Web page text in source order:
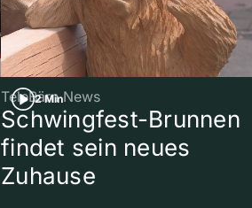
2 Min
TeleBärn News
Schwingfest-Brunnen
findet sein neues
Zuhause